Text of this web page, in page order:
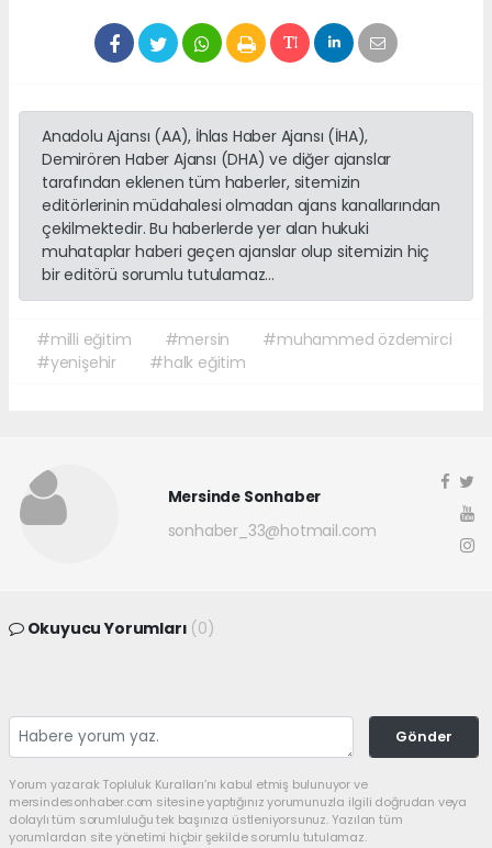
Anadolu Ajansı (AA), İhlas Haber Ajansı (İHA),
Demirören Haber Ajansı (DHA) ve diğer ajanslar
tarafından eklenen tüm haberler, sitemizin
editörlerinin müdahalesi olmadan ajans kanallarından
çekilmektedir. Bu haberlerde yer alan hukuki
muhataplar haberi geçen ajanslar olup sitemizin hiç
bir editörü sorumlu tutulamaz...
#milli eğitim #mersin
#muhammed özdemirci
#yenişehir
#halk eğitim
Mersinde Sonhaber
sonhaber_33@hotmail.com
Okuyucu Yorumları (0)
Gönder
Yorum yazarak Topluluk Kuralları’nı kabul etmiş bulunuyor ve
mersindesonhaber.com sitesine yaptığınız yorumunuzla ilgili doğrudan veya
dolaylı tüm sorumluluğu tek başınıza üstleniyorsunuz. Yazılan tüm
yorumlardan site yönetimi hiçbir şekilde sorumlu tutulamaz.